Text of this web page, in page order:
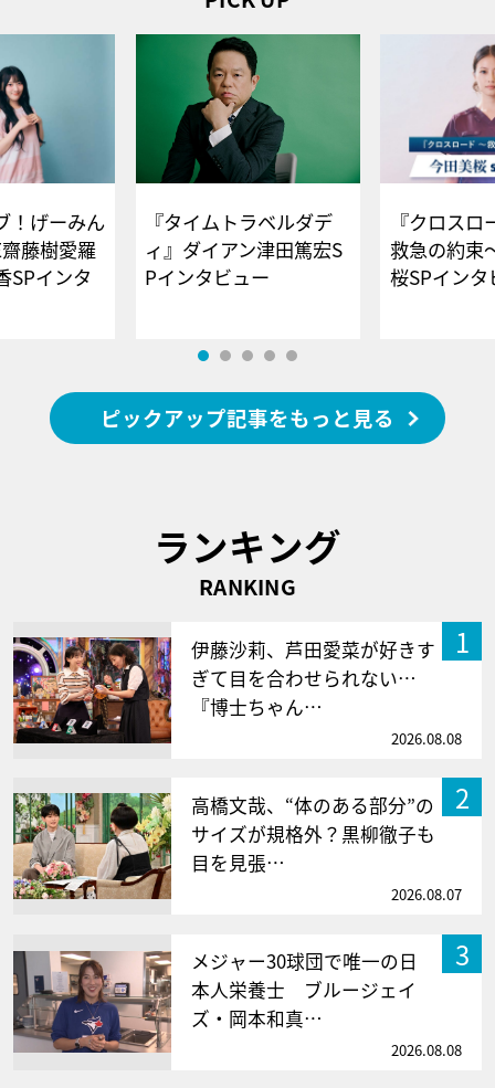
！げーみん
藤樹愛羅
SPインタ
『タイムトラベルダデ
ィ』ダイアン津田篤宏S
Pインタビュー
『クロス
救急の約束
桜SPイ
ピックアップ記事をもっと見る
ランキング
RANKING
1
伊藤沙莉、芦田愛菜が好きす
ぎて目を合わせられない…
『博士ちゃん…
2026.08.08
2
高橋文哉、“体のある部分”の
サイズが規格外？黒柳徹子も
目を見張…
2026.08.07
3
メジャー30球団で唯一の日
本人栄養士 ブルージェイ
ズ・岡本和真…
2026.08.08